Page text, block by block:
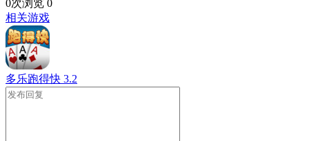
0次浏览 0
相关游戏
多乐跑得快 3.2